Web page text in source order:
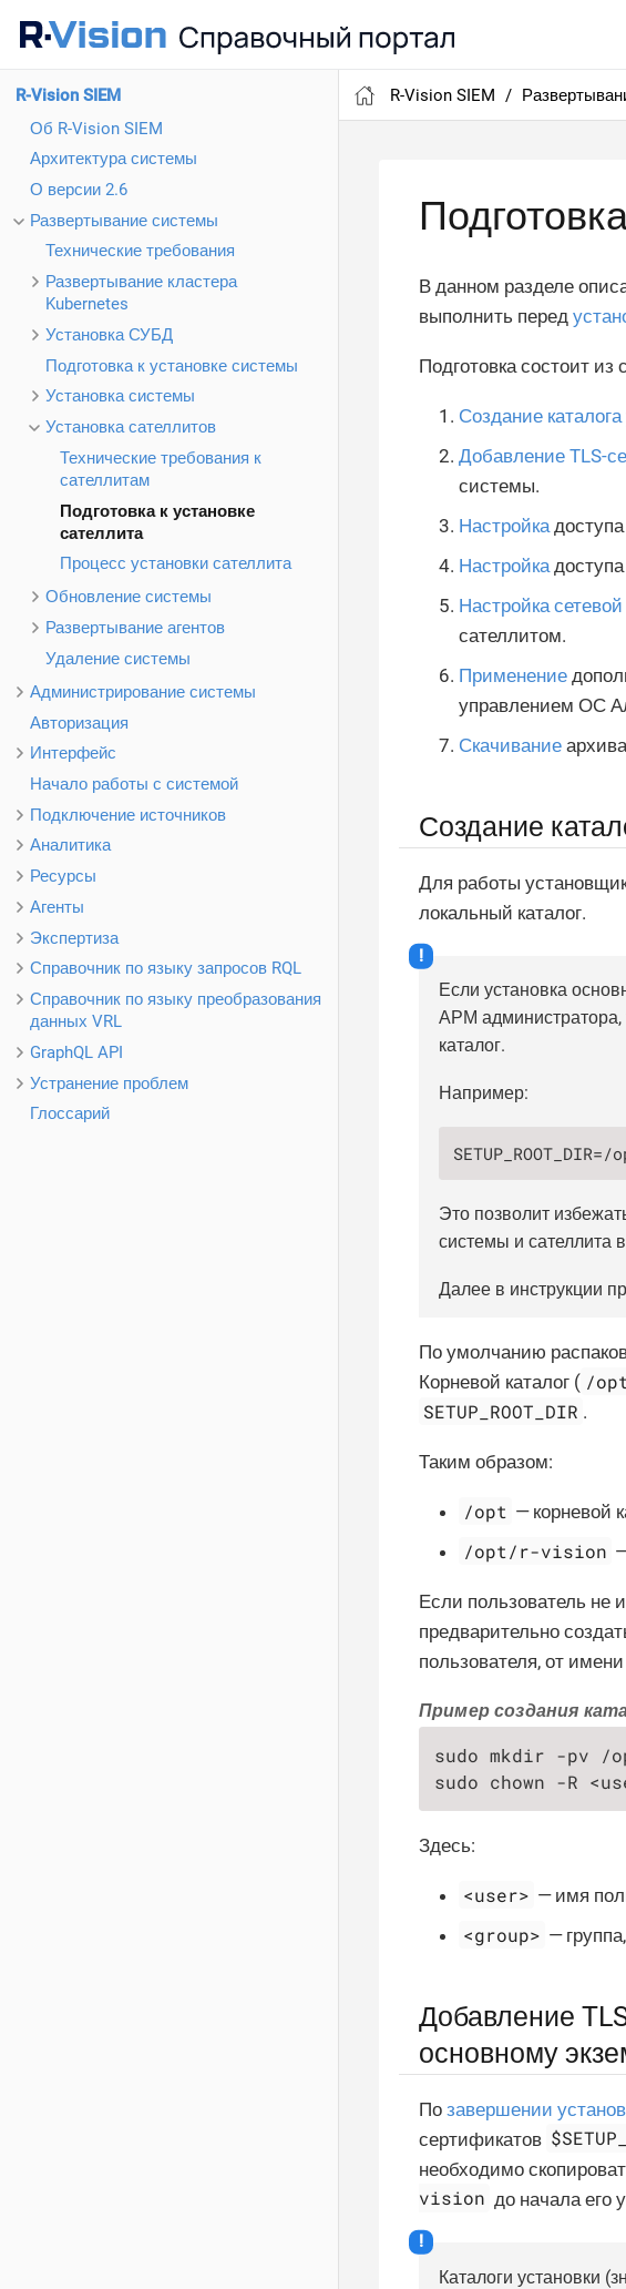
R-Vision SIEM
Об R-Vision SIEM
Архитектура системы
О версии 2.6
Развертывание системы
Технические требования
Развертывание кластера
Kubernetes
Установка СУБД
Подготовка к установке системы
Установка системы
Установка сателлитов
Технические требования к
сателлитам
Подготовка к установке
сателлита
Процесс установки сателлита
Обновление системы
Развертывание агентов
Удаление системы
Администрирование системы
Авторизация
Интерфейс
Начало работы с системой
Подключение источников
Аналитика
Ресурсы
Агенты
Экспертиза
Справочник по языку запросов RQL
Справочник по языку преобразования
данных VRL
GraphQL API
Устранение проблем
Глоссарий
R-Vision SIEM
В данном разделе
выполнить перед
Подготовка состоит
Создание каталога
Добавление TLS-
системы.
Настройкадоступа
Настройкадоступа
Настройка
сателлитом.
Применение
управлением ОС
Скачивание
Создание
Для работы
локальный каталог.
Если установка
АРМ администратора,
каталог.
Например:
Это позволит
системы и сателлита
Далее в инструкции
По умолчанию
Корневой каталог ( /opt
SETUP_ROOT_DIR .
Таким образом:
/opt — корневой
/opt/r-vision
Если пользователь не
предварительно
пользователя, от
Пример создания
sudo mkdir -pv /
sudo chown -R
Здесь:
<user> — имя
<group> —
Добавление
основному
По завершении
сертификатов
необходимо
vision до начала его
Каталоги установки